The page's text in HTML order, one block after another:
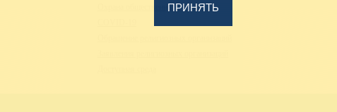
Охрана общественного порядка
ПРИНЯТЬ